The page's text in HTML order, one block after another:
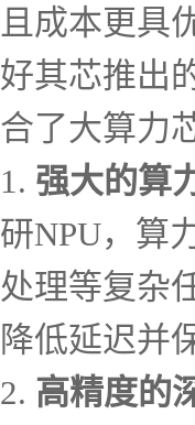
且成本更具
好其芯推出
合了大算力
1. 强大的算
研NPU，算
处理等复杂
降低延迟并
2. 高精度的